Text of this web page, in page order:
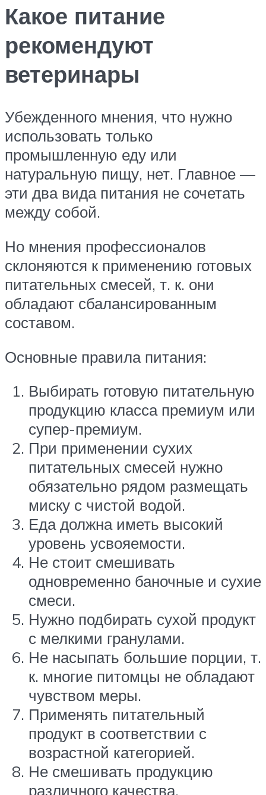
Какое питание
рекомендуют
ветеринары
Убежденного мнения, что нужно
использовать только
промышленную еду или
натуральную пищу, нет. Главное —
эти два вида питания не сочетать
между собой.
Но мнения профессионалов
склоняются к применению готовых
питательных смесей, т. к. они
обладают сбалансированным
составом.
Основные правила питания:
Выбирать готовую питательную
продукцию класса премиум или
супер-премиум.
При применении сухих
питательных смесей нужно
обязательно рядом размещать
миску с чистой водой.
Еда должна иметь высокий
уровень усвояемости.
Не стоит смешивать
одновременно баночные и сухие
смеси.
Нужно подбирать сухой продукт
с мелкими гранулами.
Не насыпать большие порции, т.
к. многие питомцы не обладают
чувством меры.
Применять питательный
продукт в соответствии с
возрастной категорией.
Не смешивать продукцию
различного качества.